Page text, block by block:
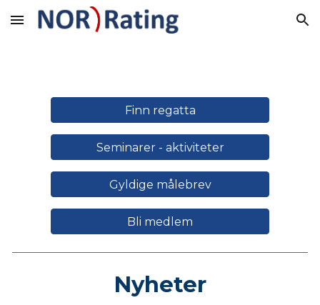
Skip to main content Skip to navigation
Finn regatta
Seminarer - aktiviteter
Gyldige målebrev
Bli medlem
Nyheter